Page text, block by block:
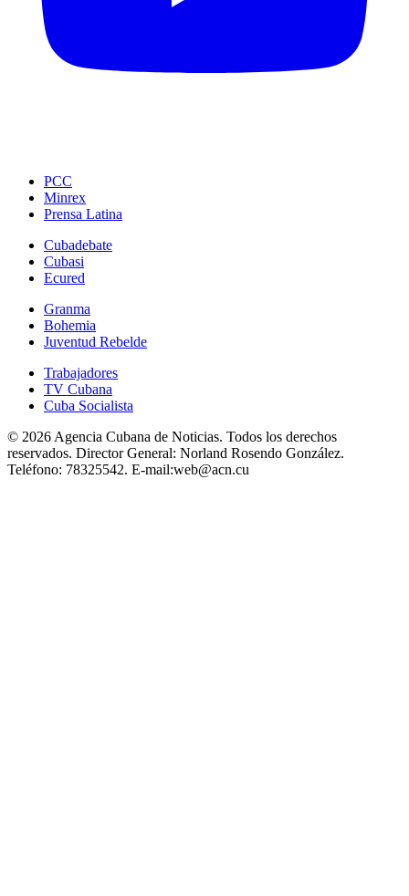
PCC
Minrex
Prensa Latina
Cubadebate
Cubasi
Ecured
Granma
Bohemia
Juventud Rebelde
Trabajadores
TV Cubana
Cuba Socialista
© 2026 Agencia Cubana de Noticias. Todos los derechos
reservados. Director General: Norland Rosendo González.
Teléfono: 78325542. E-mail:web@acn.cu